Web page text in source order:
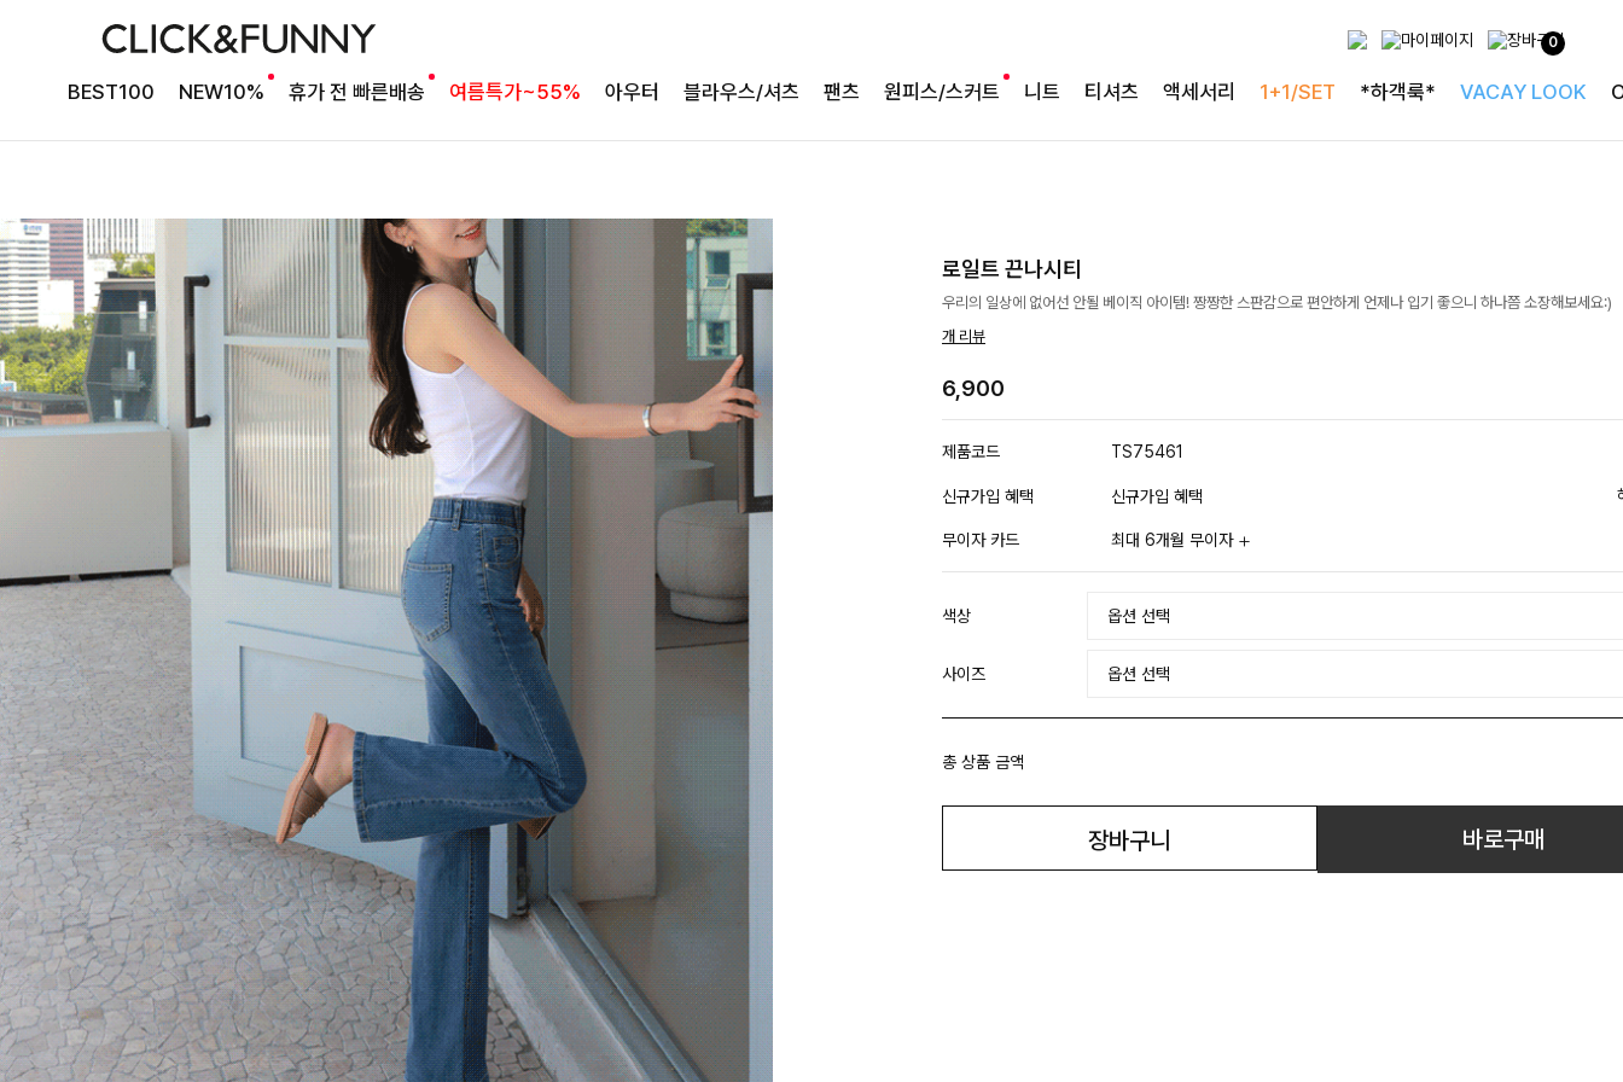
0
BEST100 NEW10% 휴가 전 빠른배송 여름특가~55% 아우터 블라우스/셔츠 팬츠 원피스/스커트 니트 티셔츠 액세서리 1+1/SET *하객룩* VACAY LOOK
로일트 끈나시티
우리의 일상에 없어선 안될 베이직 아이템! 짱짱한 스판감으로 편안하게 언제나 입기 좋으니 하나쯤 소장해보세요:)
개 리뷰
6,900
제품코드 TS75461
신규가입 혜택 신규가입 혜택
무이자 카드 최대 6개월 무이자
색상
사이즈
총 상품 금액
장바구니 바로구매